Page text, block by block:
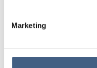
Marketing